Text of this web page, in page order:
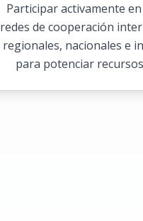
Participar activamente
redes de cooperación
regionales, nacionales e
para potenciar